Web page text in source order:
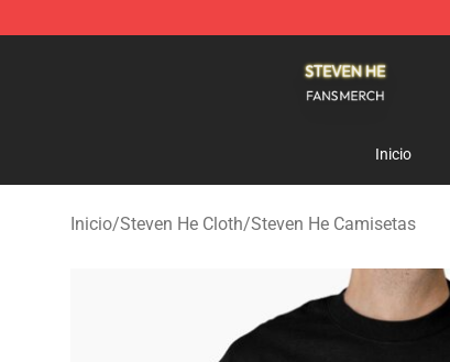
Inicio
Inicio/Steven He Cloth/Steven He Camisetas